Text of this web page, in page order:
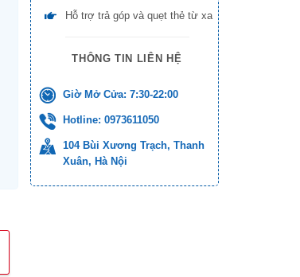
Hỗ trợ trả góp và quẹt thẻ từ xa
THÔNG TIN LIÊN HỆ
Giờ Mở Cửa: 7:30-22:00
Hotline: 0973611050
104 Bùi Xương Trạch, Thanh
Xuân, Hà Nội